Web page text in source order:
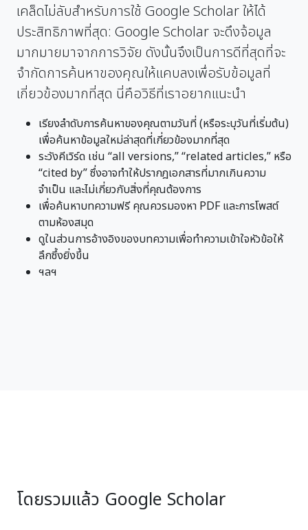
เคล็ดไม่ลับสำหรับการใช้ Google Scholar ให้ได้
ประสิทธิภาพที่สุด: Google Scholar จะดึงจ้อมูล
มากมายมาจากการวิจัย ดังนั้นจึงเป็นการดีที่สุดที่จะ
จำกัดการค้นหาของคุณให้แคบลงเพื่อรับข้อมูลที่
เกี่ยวข้องมากที่สุด นี่คือวิธีที่เราอยากแนะนำ
เรียงลำดับการค้นหาของคุณตามวันที่ (หรือระบุวันที่เริ่มต้น)
เพื่อค้นหาข้อมูลใหม่ล่าสุดที่เกี่ยวข้องมากที่สุด
ระวังคีเวิร์ด เช่น “all versions,” “related articles,” หรือ
“cited by” ซึ่งอาจทำให้ปรากฎเอกสารที่มากเกินความ
จำเป็น และไม่เกี่ยวกับสิ่งที่คุณต้องการ
เพื่อค้นหาบทความฟรี คุณควรมองหา PDF และการโพสต์
ตามห้องสมุด
ดูในส่วนการอ้างอิงของบทความเพื่อทำความเข้าใจหัวข้อให้
ลึกซึ้งยิ่งขึ้น
ฯลฯ
โดยรวมแล้ว Google Scholar